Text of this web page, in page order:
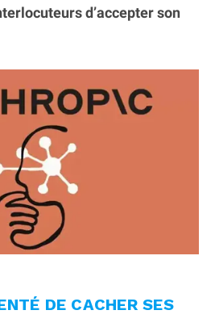
d’accepter son
DE CACHER SES